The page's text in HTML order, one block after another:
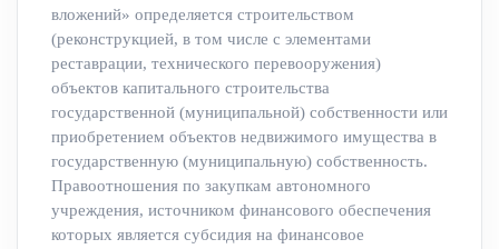
вложений» определяется строительством
(реконструкцией, в том числе с элементами
реставрации, технического перевооружения)
объектов капитального строительства
государственной (муниципальной) собственности или
приобретением объектов недвижимого имущества в
государственную (муниципальную) собственность.
Правоотношения по закупкам автономного
учреждения, источником финансового обеспечения
которых является субсидия на финансовое